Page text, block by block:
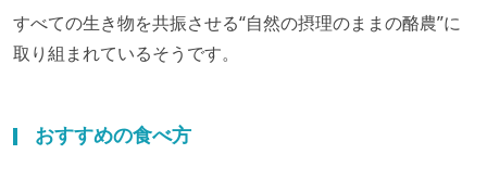
すべての生き物を共振させる“自然の摂理のままの酪農”に
取り組まれているそうです。
おすすめの食べ方